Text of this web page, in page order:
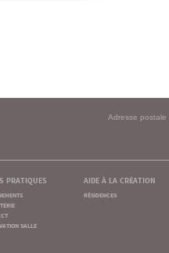
Adresse postale
pratiques
salle
aide à la création
résidences